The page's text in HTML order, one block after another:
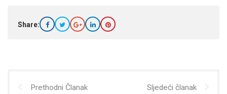
Share:
Prethodni Članak Sljedeći članak